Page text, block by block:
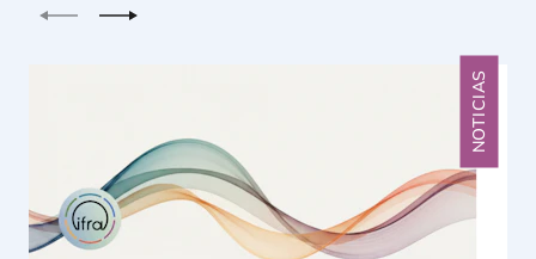
AnteriorSiguiente
NOTICIAS